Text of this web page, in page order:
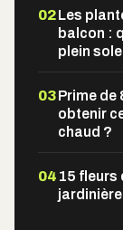
02Les
balcon :
plein
03Prime de
obtenir
chaud ?
04 15 fleurs
jardinière